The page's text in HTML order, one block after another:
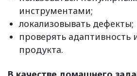
инструментами;
локализовывать дефекты;
проверять адаптивность
продукта.